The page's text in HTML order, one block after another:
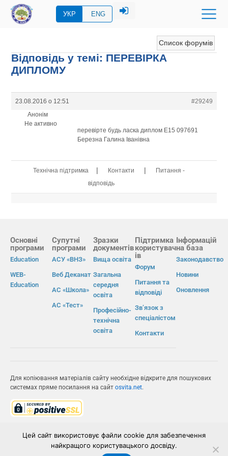
УКР ENG
Список форумів
Відповідь у темі: ПЕРЕВIРКА
ДИПЛОМУ
23.08.2016 о 12:51
#29249
Анонім
Не активно
перевірте будь ласка диплом Е15 097691
Березна Галина Іванівна
Технічна підтримка | Контакти |
Питання -
відповідь
Основні
програми
Education
WEB-
Education
Супутні
програми
АСУ «ВНЗ»
Веб Деканат
АС «Школа»
АС «Тест»
Зразки
документів
Вища освіта
Загальна
середня
освіта
Професійно-
технічна
освіта
Підтримка
користувач
ів
Форум
Питання та
відповіді
Зв’язок з
спеціалістом
Контакти
Інформацій
на база
Законодавство
Новини
Оновлення
Для копіювання матеріалів сайту необхідне відкрите для пошукових
системах пряме посилання на сайт osvita.net.
ІВС «ОСВІТА»
Цей сайт використовує файли cookie для забезпечення
найкращого користувацького досвіду.